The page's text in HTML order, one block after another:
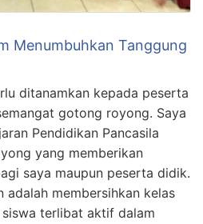
Menumbuhkan Tanggung
ditanamkan kepada peserta
gotong royong. Saya
Pendidikan Pancasila
yang memberikan
saya maupun peserta didik.
adalah membersihkan kelas
siswa terlibat aktif dalam